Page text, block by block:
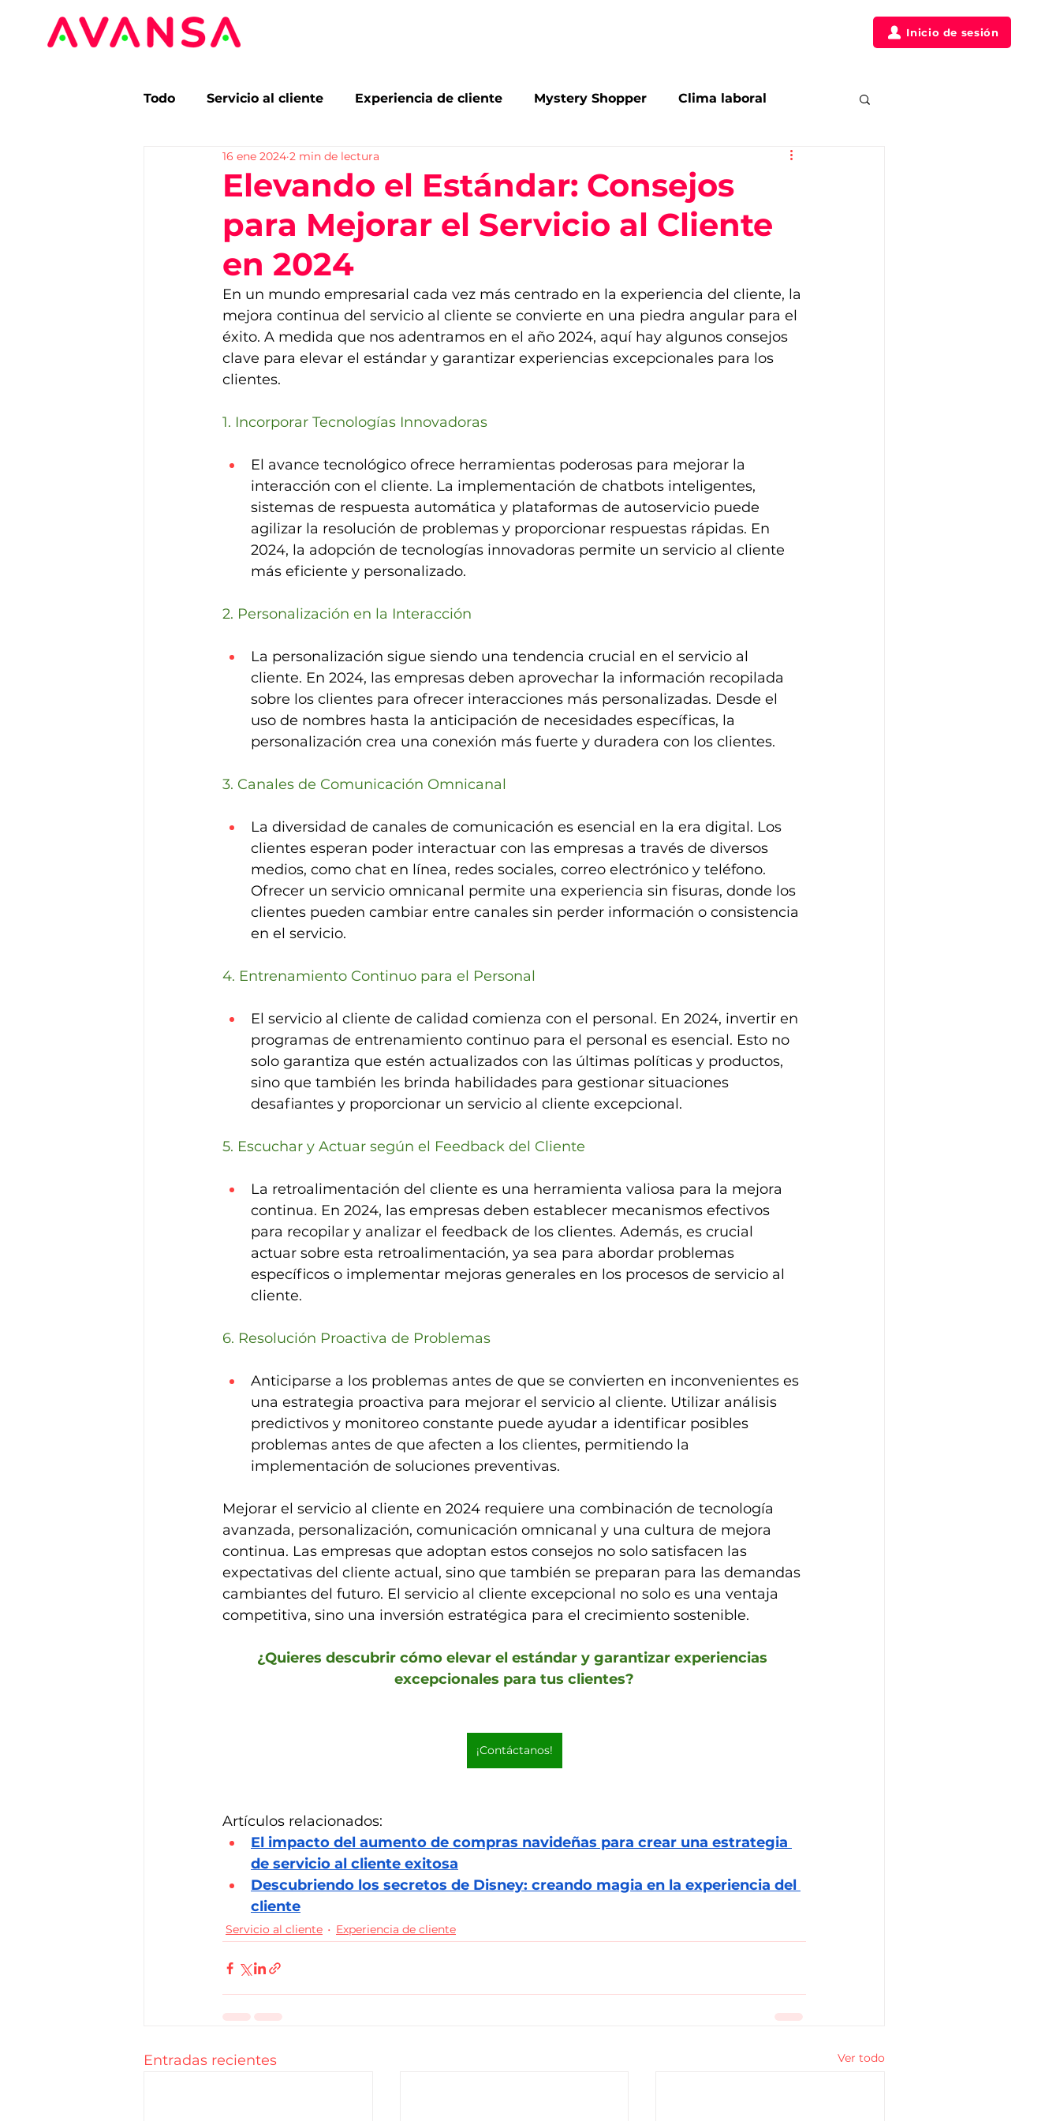
Inicio de sesión
Todo Servicio al cliente Experiencia de cliente Mystery Shopper Clima laboral
Segmentación Benchmarking Posicionamiento
Tendencias Estudios de mercado Investigación de mercado
Elevando el Estándar: Consejos
para Mejorar el Servicio al Cliente
en 2024
16 ene 2024 2 min de lectura
En un mundo empresarial cada vez más centrado en la experiencia del cliente, la
mejora continua del servicio al cliente se convierte en una piedra angular para el
éxito. A medida que nos adentramos en el año 2024, aquí hay algunos consejos
clave para elevar el estándar y garantizar experiencias excepcionales para los
clientes.
1. Incorporar Tecnologías Innovadoras
El avance tecnológico ofrece herramientas poderosas para mejorar la
interacción con el cliente. La implementación de chatbots inteligentes,
sistemas de respuesta automática y plataformas de autoservicio puede
agilizar la resolución de problemas y proporcionar respuestas rápidas. En
2024, la adopción de tecnologías innovadoras permite un servicio al cliente
más eficiente y personalizado.
2. Personalización en la Interacción
La personalización sigue siendo una tendencia crucial en el servicio al
cliente. En 2024, las empresas deben aprovechar la información recopilada
sobre los clientes para ofrecer interacciones más personalizadas. Desde el
uso de nombres hasta la anticipación de necesidades específicas, la
personalización crea una conexión más fuerte y duradera con los clientes.
3. Canales de Comunicación Omnicanal
La diversidad de canales de comunicación es esencial en la era digital. Los
clientes esperan poder interactuar con las empresas a través de diversos
medios, como chat en línea, redes sociales, correo electrónico y teléfono.
Ofrecer un servicio omnicanal permite una experiencia sin fisuras, donde los
clientes pueden cambiar entre canales sin perder información o consistencia
en el servicio.
4. Entrenamiento Continuo para el Personal
El servicio al cliente de calidad comienza con el personal. En 2024, invertir en
programas de entrenamiento continuo para el personal es esencial. Esto no
solo garantiza que estén actualizados con las últimas políticas y productos,
sino que también les brinda habilidades para gestionar situaciones
desafiantes y proporcionar un servicio al cliente excepcional.
5. Escuchar y Actuar según el Feedback del Cliente
La retroalimentación del cliente es una herramienta valiosa para la mejora
continua. En 2024, las empresas deben establecer mecanismos efectivos
para recopilar y analizar el feedback de los clientes. Además, es crucial
actuar sobre esta retroalimentación, ya sea para abordar problemas
específicos o implementar mejoras generales en los procesos de servicio al
cliente.
6. Resolución Proactiva de Problemas
Anticiparse a los problemas antes de que se convierten en inconvenientes es
una estrategia proactiva para mejorar el servicio al cliente. Utilizar análisis
predictivos y monitoreo constante puede ayudar a identificar posibles
problemas antes de que afecten a los clientes, permitiendo la
implementación de soluciones preventivas.
Mejorar el servicio al cliente en 2024 requiere una combinación de tecnología
avanzada, personalización, comunicación omnicanal y una cultura de mejora
continua. Las empresas que adoptan estos consejos no solo satisfacen las
expectativas del cliente actual, sino que también se preparan para las demandas
cambiantes del futuro. El servicio al cliente excepcional no solo es una ventaja
competitiva, sino una inversión estratégica para el crecimiento sostenible.
¿Quieres descubrir cómo elevar el estándar y garantizar experiencias
excepcionales para tus clientes?
¡Contáctanos!
Artículos relacionados:
El impacto del aumento de compras navideñas para crear una estrategia
de servicio al cliente exitosa
Descubriendo los secretos de Disney: creando magia en la experiencia del
cliente
Servicio al cliente Experiencia de cliente
Entradas recientes Ver todo